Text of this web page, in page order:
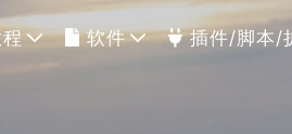
软件 插件/脚本/